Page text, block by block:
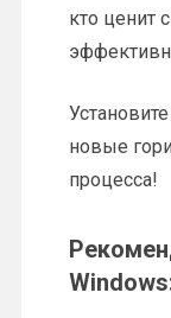
кто ценит
новые
процесса!